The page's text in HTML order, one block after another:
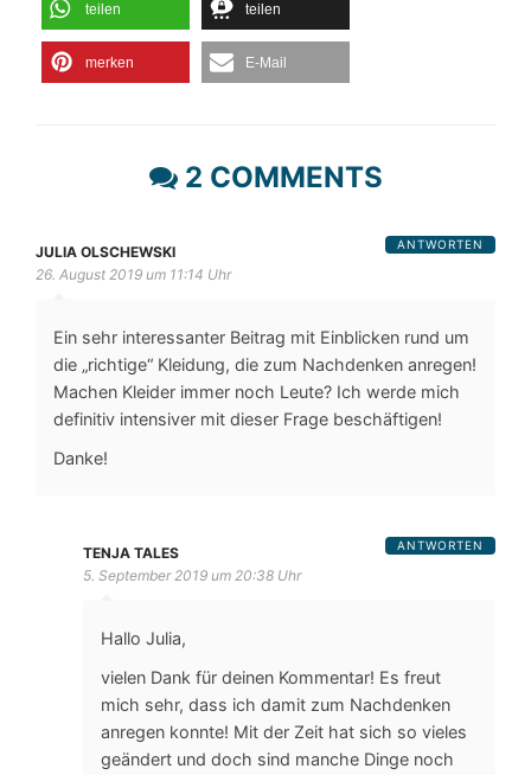
teilen teilen
merken E-Mail
2 COMMENTS
JULIA OLSCHEWSKI
26. August 2019 um 11:14 Uhr
Ein sehr interessanter Beitrag mit Einblicken rund um
die „richtige“ Kleidung, die zum Nachdenken anregen!
Machen Kleider immer noch Leute? Ich werde mich
definitiv intensiver mit dieser Frage beschäftigen!
Danke!
ANTWORTEN
TENJA TALES
5. September 2019 um 20:38 Uhr
Hallo Julia,
vielen Dank für deinen Kommentar! Es freut
mich sehr, dass ich damit zum Nachdenken
anregen konnte! Mit der Zeit hat sich so vieles
geändert und doch sind manche Dinge noch
ANTWORTEN